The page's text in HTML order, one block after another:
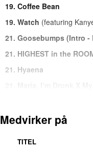
19. Coffee Bean
19. Watch (featuring
21. Goosebumps (Intro -
21. HIGHEST in the
21. Hyaena
25. The Scotts (med
Stop Trying to Be God
Medvirker på
TITEL